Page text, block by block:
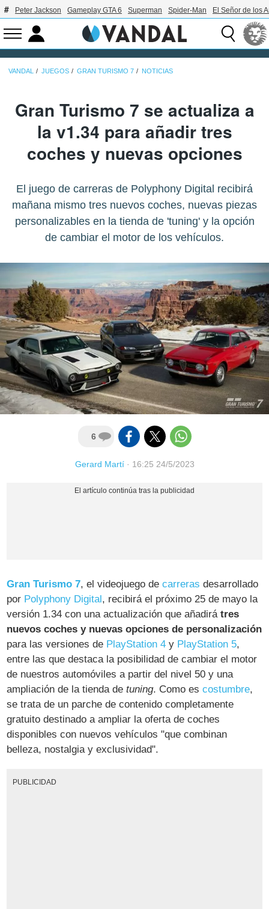
Peter Jackson Gameplay GTA 6 Superman Spider-Man El Señor de los
VANDAL JUEGOS GRAN TURISMO 7 NOTICIAS
Gran Turismo 7 se actualiza a
la v1.34 para añadir tres
coches y nuevas opciones
El juego de carreras de Polyphony Digital recibirá
mañana mismo tres nuevos coches, nuevas piezas
personalizables en la tienda de 'tuning' y la opción
de cambiar el motor de los vehículos.
6
Gerard Martí· 16:25 24/5/2023
Gran Turismo 7, el videojuego decarreras desarrollado
por Polyphony Digital, recibirá el próximo 25 de mayo la
versión 1.34 con una actualización que añadirátres
nuevos coches y nuevas opciones de personalización
para las versiones de PlayStation 4 y PlayStation 5,
entre las que destaca la posibilidad de cambiar el motor
de nuestros automóviles a partir del nivel 50 y una
ampliación de la tienda detuning. Como escostumbre,
se trata de un parche de contenido completamente
gratuito destinado a ampliar la oferta de coches
disponibles con nuevos vehículos "que combinan
belleza, nostalgia y exclusividad".
PUBLICIDAD